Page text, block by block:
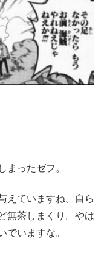
まったゼフ。
えていますね。自ら
無茶しまくり。やは
でいますな。